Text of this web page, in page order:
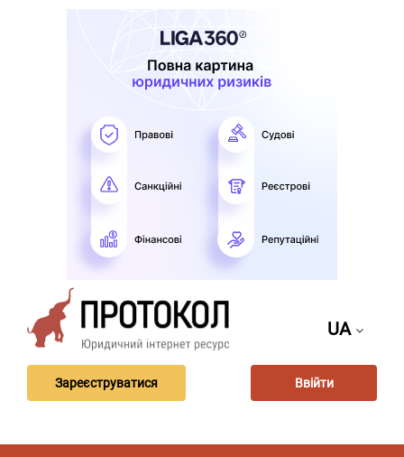
UA
Зареєструватися Ввійти